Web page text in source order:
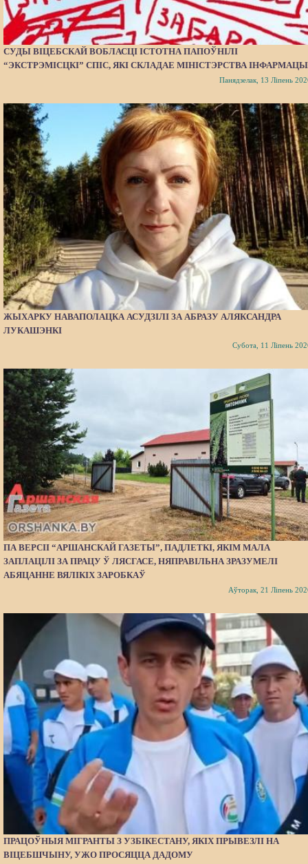
СУДЫ ВІЦЕБСКАЙ ВОБЛАСЦІ ІСТОТНА ПАПОЎНІЛІ
“ЭКСТРЭМІСЦКІ” СПІС, ЯКІ СКЛАДАЕ МІНІСТЭРСТВА
Панядзелак, 13 Ліпень
ЖЫХАРКУ НАВАПОЛАЦКА АСУДЗІЛІ ЗА АБРАЗУ АЛЯКСАНДРА
ЛУКАШЭНКІ
Субота, 11 Ліпень
ПА ВЕРСІІ “АРШАНСКАЙ ГАЗЕТЫ”, ПАДЛЕТКІ, ЯКІМ МАЛА
ЗАПЛАЦІЛІ ЗА ПРАЦУ Ў ЛЯСГАСЕ, НЯПРАВІЛЬНА ЗРАЗУМЕЛІ
АБЯЦАННЕ ВЯЛІКІХ ЗАРОБКАЎ
Аўторак, 21 Ліпень
ПРАЦОЎНЫЯ МІГРАНТЫ З УЗБІКЕСТАНУ, ЯКІХ ПРЫВЕЗЛІ НА
ВІЦЕБШЧЫНУ, УЖО ПРОСЯЦЦА ДАДОМУ